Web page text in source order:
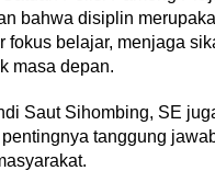
bahwa disiplin
fokus belajar, menjaga
masa depan.
Saut Sihombing, SE
tanggung